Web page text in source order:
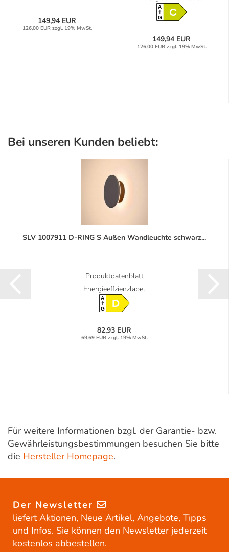
149,94 EUR
126,00 EUR zzgl. 19% MwSt.
A
GC
149,94 EUR
126,00 EUR zzgl. 19% MwSt.
Bei unseren Kunden beliebt:
SLV 1007911 D-RING S Außen Wandleuchte schwarz...
Produktdatenblatt
Energieeffzienzlabel
A
GD
82,93 EUR
69,69 EUR zzgl. 19% MwSt.
Für weitere Informationen bzgl. der Garantie- bzw.
Gewährleistungsbestimmungen besuchen Sie bitte
die Hersteller Homepage.
Der Newsletter
liefert Aktionen, Neue Artikel, Angebote, Tipps
und Infos. Sie können den Newsletter jederzeit
kostenlos abbestellen.